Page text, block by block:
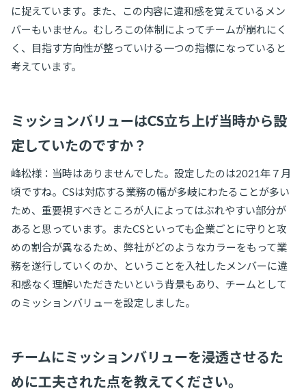
に捉えています。また、この内容に違和感を覚えているメン
バーもいません。むしろこの体制によってチームが崩れにく
く、目指す方向性が整っていける一つの指標になっていると
考えています。
ミッションバリューはCS立ち上げ当時から設
定していたのですか？
峰松様：当時はありませんでした。設定したのは2021年７月
頃ですね。CSは対応する業務の幅が多岐にわたることが多い
ため、重要視すべきところが人によってはぶれやすい部分が
あると思っています。またCSといっても企業ごとに守りと攻
めの割合が異なるため、弊社がどのようなカラーをもって業
務を遂行していくのか、ということを入社したメンバーに違
和感なく理解いただきたいという背景もあり、チームとして
のミッションバリューを設定しました。
チームにミッションバリューを浸透させるた
めに工夫された点を教えてください。